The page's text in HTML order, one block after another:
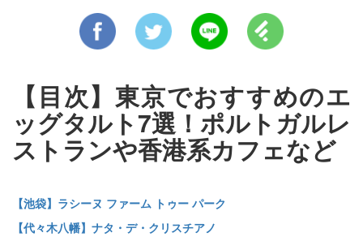
【目次】東京でおすすめのエ
ッグタルト7選！ポルトガルレ
ストランや香港系カフェなど
【池袋】ラシーヌ ファーム トゥー パーク
【代々木八幡】ナタ・デ・クリスチアノ